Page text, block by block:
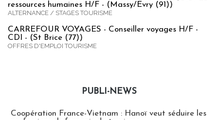
ressources humaines H/F - (Massy/Evry (91))
ALTERNANCE / STAGES TOURISME
CARREFOUR VOYAGES - Conseiller voyages H/F -
CDI - (St Brice (77))
OFFRES D'EMPLOI TOURISME
PUBLI-NEWS
Coopération France-Vietnam : Hanoï veut séduire les